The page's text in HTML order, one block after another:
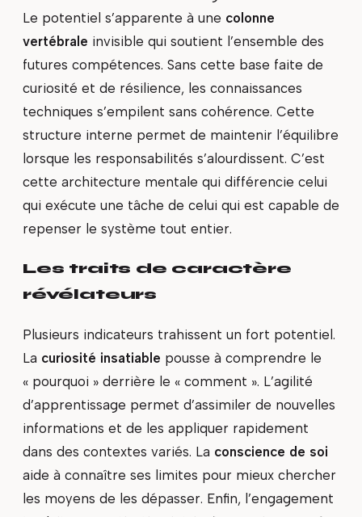
Le potentiel s’apparente à une colonne
vertébrale invisible qui soutient l’ensemble des
futures compétences. Sans cette base faite de
curiosité et de résilience, les connaissances
techniques s’empilent sans cohérence. Cette
structure interne permet de maintenir l’équilibre
lorsque les responsabilités s’alourdissent. C’est
cette architecture mentale qui différencie celui
qui exécute une tâche de celui qui est capable de
repenser le système tout entier.
Les traits de caractère
révélateurs
Plusieurs indicateurs trahissent un fort potentiel.
La curiosité insatiable pousse à comprendre le
« pourquoi » derrière le « comment ». L’agilité
d’apprentissage permet d’assimiler de nouvelles
informations et de les appliquer rapidement
dans des contextes variés. La conscience de soi
aide à connaître ses limites pour mieux chercher
les moyens de les dépasser. Enfin, l’engagement